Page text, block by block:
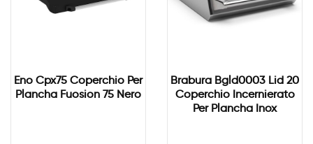
Eno Cpx75 Coperchio Per
Plancha Fuosion 75 Nero
Brabura Bgld0003 Lid 20
Coperchio Incernierato
Per Plancha Inox